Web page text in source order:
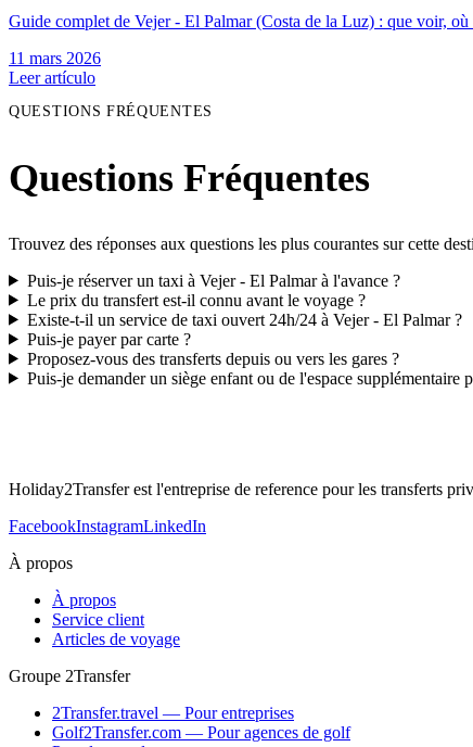
Guide complet de Vejer - El Palmar (Costa de la Luz) : que voir,
11 mars 2026
Leer artículo
QUESTIONS FRÉQUENTES
Questions Fréquentes
Trouvez des réponses aux questions les plus courantes sur cette
Puis-je réserver un taxi à Vejer - El Palmar à l'avance ?
Le prix du transfert est-il connu avant le voyage ?
Existe-t-il un service de taxi ouvert 24h/24 à Vejer - El Palmar ?
Puis-je payer par carte ?
Proposez-vous des transferts depuis ou vers les gares ?
Puis-je demander un siège enfant ou de l'espace supplémentaire
Holiday2Transfer est l'entreprise de reference pour les transferts
FacebookInstagramLinkedIn
À propos
À propos
Service client
Articles de voyage
Groupe 2Transfer
2Transfer.travel — Pour entreprises
Golf2Transfer.com — Pour agences de golf